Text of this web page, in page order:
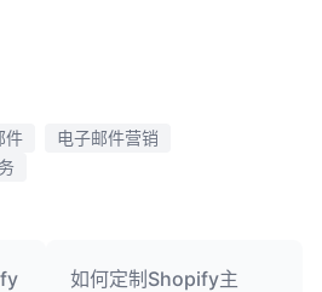
件
电子邮件营销
如何定制Shopify主